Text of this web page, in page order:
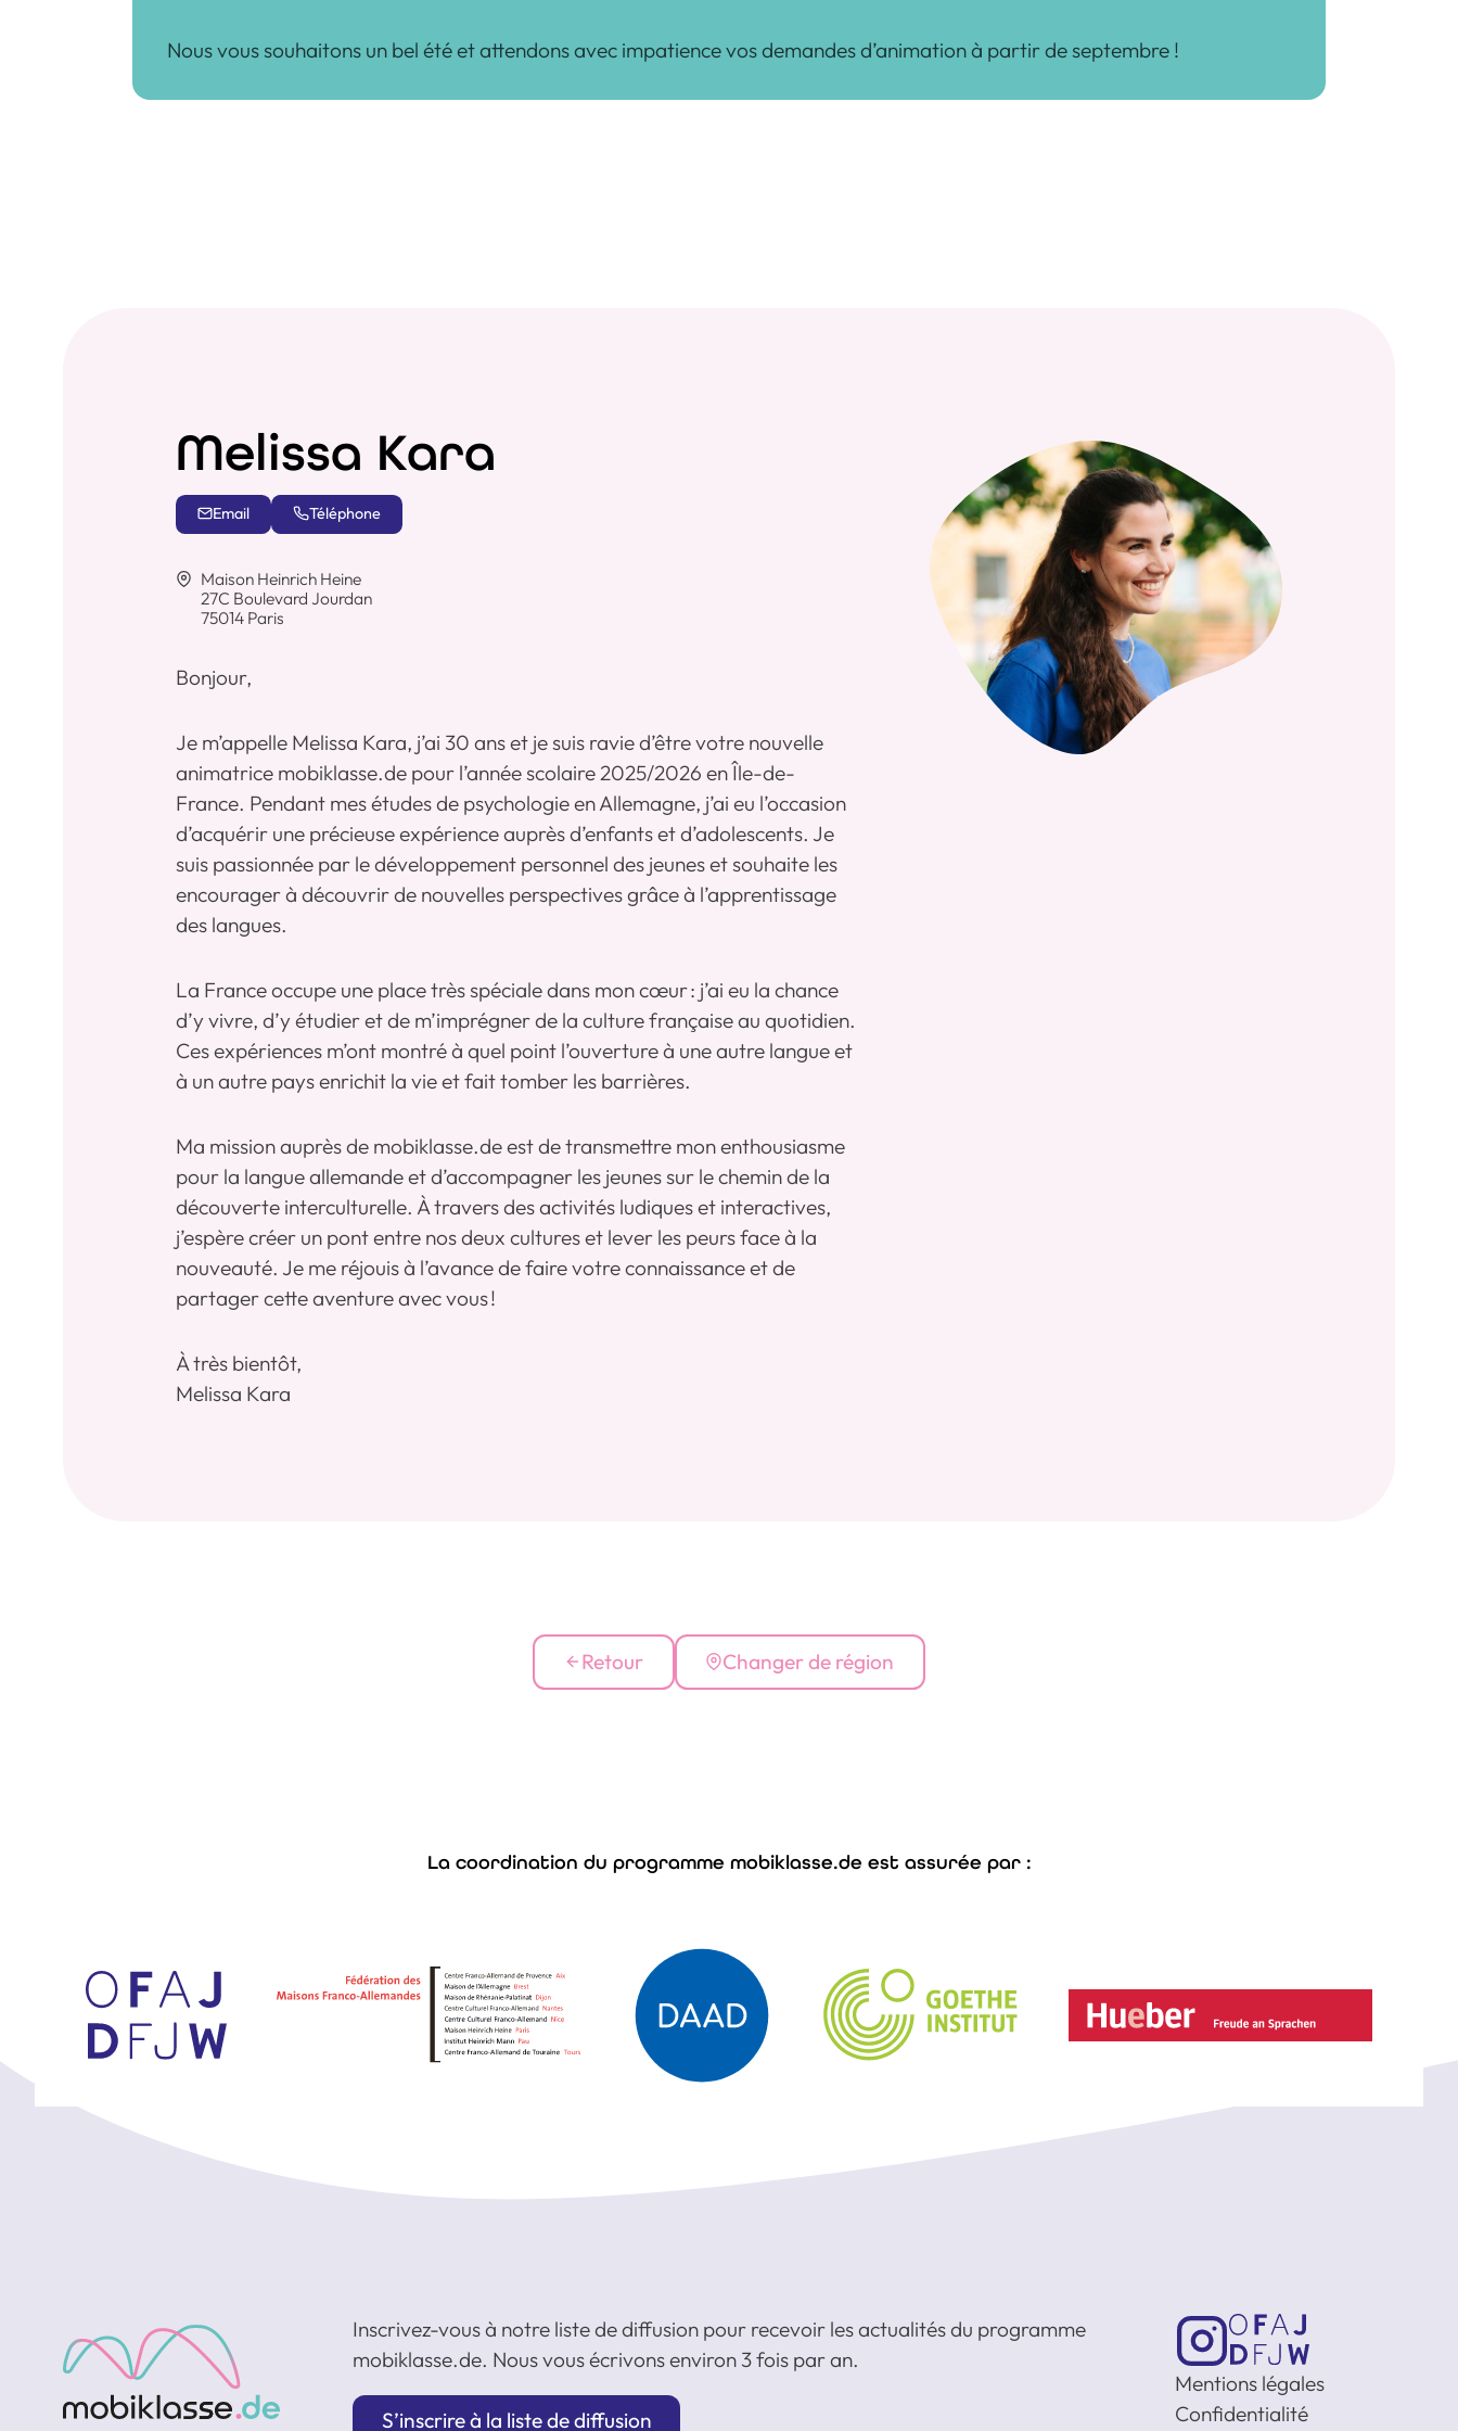
Nous vous souhaitons un bel été et attendons avec impatience vos demandes d’animation à partir de septembre !
Melissa Kara
Email Téléphone
Maison Heinrich Heine
27C Boulevard Jourdan
75014 Paris
Bonjour,
Je m’appelle Melissa Kara, j’ai 30 ans et je suis ravie d’être votre nouvelle
animatrice mobiklasse.de pour l’année scolaire 2025/2026 en Île-de-
France. Pendant mes études de psychologie en Allemagne, j’ai eu l’occasion
d’acquérir une précieuse expérience auprès d’enfants et d’adolescents. Je
suis passionnée par le développement personnel des jeunes et souhaite les
encourager à découvrir de nouvelles perspectives grâce à l’apprentissage
des langues.
La France occupe une place très spéciale dans mon cœur : j’ai eu la chance
d’y vivre, d’y étudier et de m’imprégner de la culture française au quotidien.
Ces expériences m’ont montré à quel point l’ouverture à une autre langue et
à un autre pays enrichit la vie et fait tomber les barrières.
Ma mission auprès de mobiklasse.de est de transmettre mon enthousiasme
pour la langue allemande et d’accompagner les jeunes sur le chemin de la
découverte interculturelle. À travers des activités ludiques et interactives,
j’espère créer un pont entre nos deux cultures et lever les peurs face à la
nouveauté. Je me réjouis à l’avance de faire votre connaissance et de
partager cette aventure avec vous !
À très bientôt,
Melissa Kara
Retour Changer de région
La coordination du programme mobiklasse.de est assurée par :
Inscrivez-vous à notre liste de diffusion pour recevoir les actualités du programme
mobiklasse.de. Nous vous écrivons environ 3 fois par an.
S’inscrire à la liste de diffusion
Mentions légales
Confidentialité